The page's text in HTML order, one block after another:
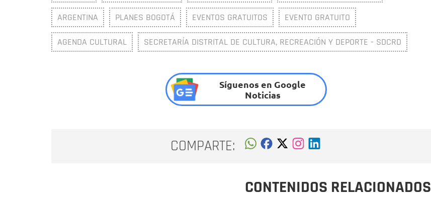
ARGENTINA PLANES BOGOTÁ EVENTOS GRATUITOS EVENTO GRATUITO
AGENDA CULTURAL SECRETARÍA DISTRITAL DE CULTURA, RECREACIÓN Y DEPORTE - SDCRD
Síguenos en Google
Noticias
COMPARTE:
CONTENIDOS RELACIONADOS